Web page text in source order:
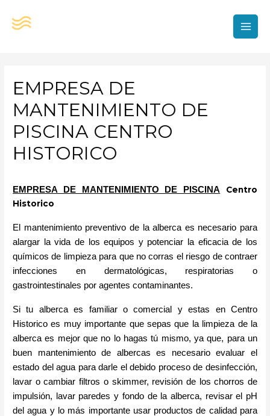
EMPRESA DE
MANTENIMIENTO DE
PISCINA CENTRO
HISTORICO
EMPRESA DE MANTENIMIENTO DE PISCINA Centro
Historico
El mantenimiento preventivo de la alberca es necesario para
alargar la vida de los equipos y potenciar la eficacia de los
químicos de limpieza para que no corras el riesgo de contraer
infecciones en dermatológicas, respiratorias o
gastrointestinales por agentes contaminantes.
Si tu alberca es familiar o comercial y estas en Centro
Historico es muy importante que sepas que la limpieza de la
alberca es mejor que no lo hagas tú mismo, ya que, para un
buen mantenimiento de albercas es necesario evaluar el
estado del agua para darle el debido proceso de desinfección,
lavar o cambiar filtros o skimmer, revisión de los chorros de
impulsión, lavar paredes y fondo de la alberca, revisar el pH
del agua y lo más importante usar productos de calidad para